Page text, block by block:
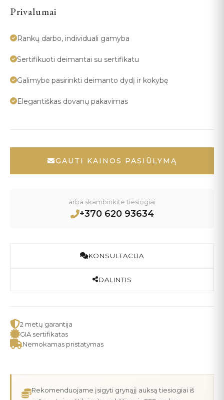
Privalumai
Rankų darbo, individuali gamyba
Sertifikuoti deimantai su sertifikatu
Galimybė pasirinkti deimanto dydį ir kokybę
Elegantiškas dovanų pakavimas
GAUTI KAINOS PASIŪLYMĄ
arba skambinkite tiesiogiai
+370 620 93634
KONSULTACIJA
DALINTIS
2 metų garantija
GIA sertifikatas
Nemokamas pristatymas
Rekomenduojame įsigyti grynąjį auksą tiesiogiai iš